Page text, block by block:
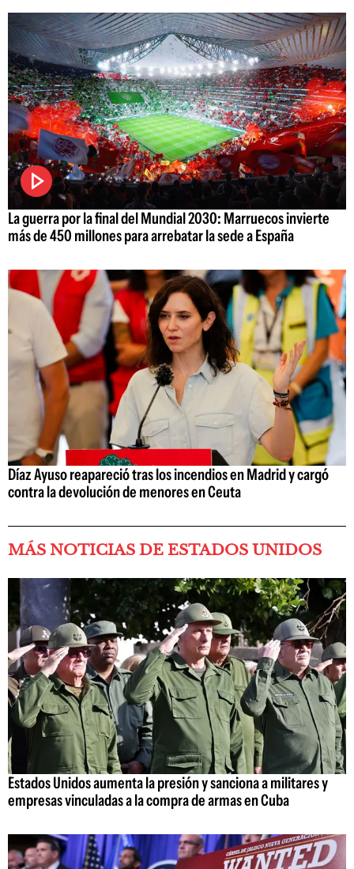
La guerra por la final del Mundial 2030: Marruecos invierte
más de 450 millones para arrebatar la sede a España
Díaz Ayuso reapareció tras los incendios en Madrid y cargó
contra la devolución de menores en Ceuta
MÁS NOTICIAS DE ESTADOS UNIDOS
Estados Unidos aumenta la presión y sanciona a militares y
empresas vinculadas a la compra de armas en Cuba